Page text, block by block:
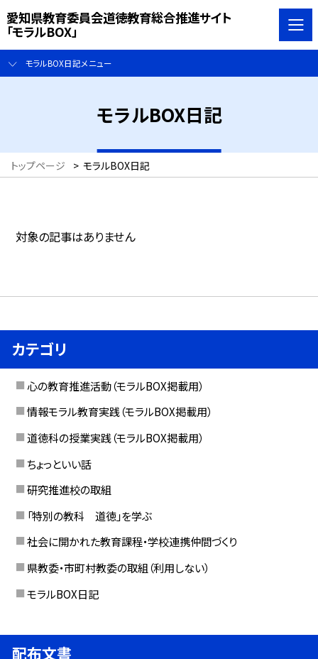
愛知県教育委員会道徳教育総合推進サイト
「モラルBOX」
モラルBOX日記メニュー
モラルBOX日記
トップページ > モラルBOX日記
対象の記事はありません
カテゴリ
心の教育推進活動（モラルBOX掲載用）
情報モラル教育実践（モラルBOX掲載用）
道徳科の授業実践（モラルBOX掲載用）
ちょっといい話
研究推進校の取組
「特別の教科 道徳」を学ぶ
社会に開かれた教育課程・学校連携仲間づくり
県教委・市町村教委の取組（利用しない）
モラルBOX日記
配布文書